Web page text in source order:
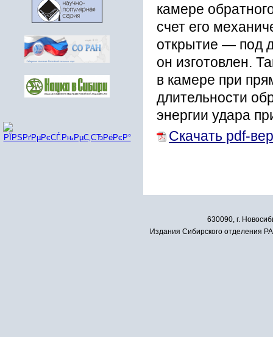
камере
счет его
открытие — под
он изготовлен.
в камере при
длительности
энергии удара
Скачать pdf-
630090, г.
Издания Сибирского отделения